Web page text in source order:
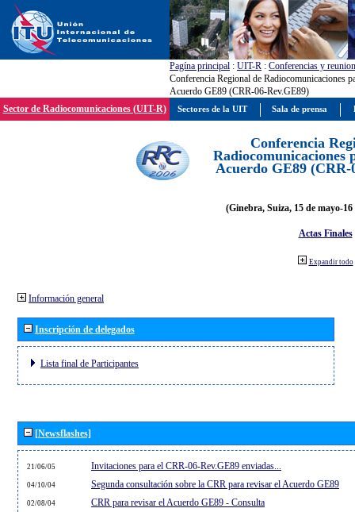
Pagína principal : UIT-R : Conferencias y
Conferencia Regional de Radiocomunicaciones
Acuerdo GE89 (CRR-06-Rev.GE89)
Sector de Radiocomunicaciones (UIT-R)
Conferencia
Radiocomunicaciones
Acuerdo GE89 (CRR-
(Ginebra, Suiza, 15 de mayo-
Actas Finales
Expandir todo
Información general
Inscripción de delegados
Lista final de Participantes
[Newsflashes]
21/06/05 Invitaciones para el CRR-06-Rev.GE89 enviadas...
04/10/04 Segunda consultación sobre la CRR para revisar el Acuerdo GE89
02/08/04 CRR para revisar el Acuerdo GE89 - Consulta
Sectores de la UIT Sala de prensa